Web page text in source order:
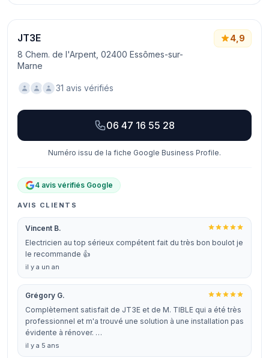
JT3E
8 Chem. de l'Arpent, 02400 Essômes-sur-
Marne
4,9
31 avis vérifiés
06 47 16 55 28
Numéro issu de la fiche Google Business Profile.
4 avis vérifiés Google
AVIS CLIENTS
Vincent B.
Electricien au top sérieux compétent fait du très bon boulot je
le recommande 👍
il y a un an
Grégory G.
Complètement satisfait de JT3E et de M. TIBLE qui a été très
professionnel et m'a trouvé une solution à une installation pas
évidente à rénover. …
il y a 5 ans